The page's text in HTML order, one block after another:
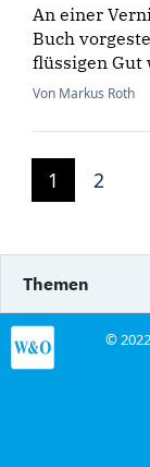
An einer
Buch
flüssigen Gut
Von Markus Roth
1 2
Themen
©